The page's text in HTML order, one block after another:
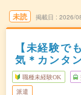
未読 掲載日 2026/
【未経験で
気＊カンタ
職種未経験OK
派遣